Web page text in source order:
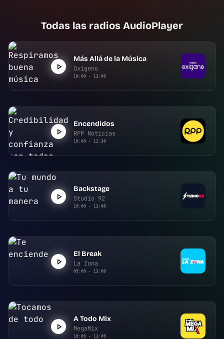
Todas las radios AudioPlayer
Más Allá de la Música
Oxígeno
10:00 - 13:00
Encendidos
RPP Noticias
10:00 - 12:30
Backstage
Studio 92
10:00 - 13:00
El Break
La Zona
09:00 - 13:00
A Todo Mix
MegaMix
10:00 - 13:00